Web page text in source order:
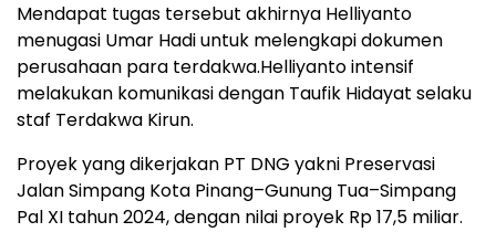
Mendapat tugas tersebut akhirnya Helliyanto
menugasi Umar Hadi untuk melengkapi dokumen
perusahaan para terdakwa.Helliyanto intensif
melakukan komunikasi dengan Taufik Hidayat selaku
staf Terdakwa Kirun.
Proyek yang dikerjakan PT DNG yakni Preservasi
Jalan Simpang Kota Pinang–Gunung Tua–Simpang
Pal XI tahun 2024, dengan nilai proyek Rp 17,5 miliar.